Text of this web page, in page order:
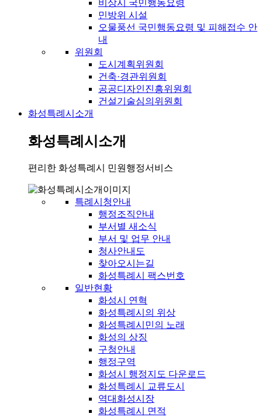
비상시 국민행동요령
민방위 시설
오물풍선 국민행동요령 및 피해접수 안
내
위원회
도시계획위원회
건축·경관위원회
공공디자인진흥위원회
건설기술심의위원회
화성특례시소개
화성특례시소개
편리한 화성특례시 민원행정서비스
특례시청안내
행정조직안내
부서별 새소식
부서 및 업무 안내
청사안내도
찾아오시는길
화성특례시 팩스번호
일반현황
화성시 연혁
화성특례시의 위상
화성특례시민의 노래
화성의 상징
구청안내
행정구역
화성시 행정지도 다운로드
화성특례시 교류도시
역대화성시장
화성특례시 면적